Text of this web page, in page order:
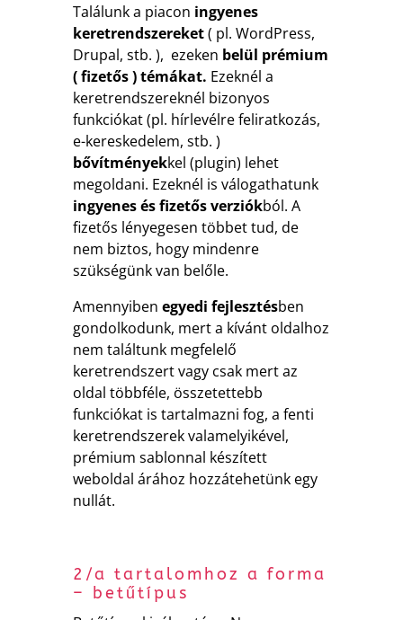
Találunk a piacon ingyenes
keretrendszereket( pl. WordPress,
Drupal, stb. ), ezeken belül prémium
( fizetős ) témákat. Ezeknél a
keretrendszereknél bizonyos
funkciókat (pl. hírlevélre feliratkozás,
e-kereskedelem, stb. )
bővítményekkel (plugin) lehet
megoldani. Ezeknél is válogathatunk
ingyenes és fizetős verziókból. A
fizetős lényegesen többet tud, de
nem biztos, hogy mindenre
szükségünk van belőle.
Amennyiben egyedi fejlesztésben
gondolkodunk, mert a kívánt oldalhoz
nem találtunk megfelelő
keretrendszert vagy csak mert az
oldal többféle, összetettebb
funkciókat is tartalmazni fog, a fenti
keretrendszerek valamelyikével,
prémium sablonnal készített
weboldal árához hozzátehetünk egy
nullát.
2/a tartalomhoz a forma
– betűtípus